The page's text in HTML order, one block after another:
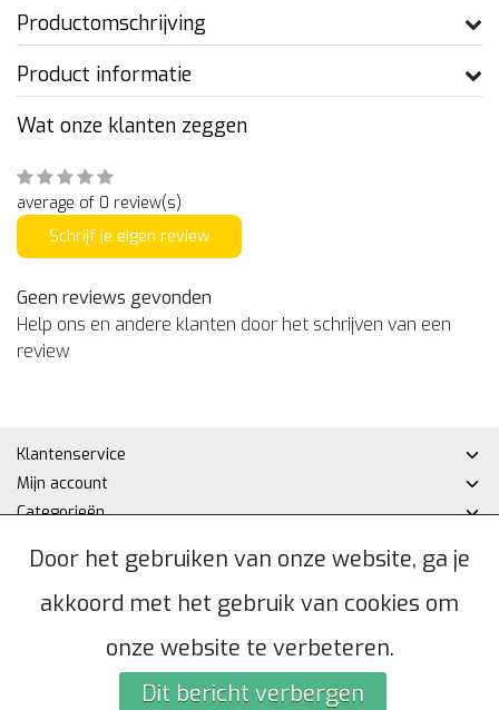
Productomschrijving
Product informatie
Wat onze klanten zeggen
average of 0 review(s)
Schrijf je eigen review
Geen reviews gevonden
Help ons en andere klanten door het schrijven van een
review
Klantenservice
Mijn account
Categorieën
© Copyright 2026 - Hakan DHZ | Realisatie InStijl Media
Door het gebruiken van onze website, ga je
akkoord met het gebruik van cookies om
onze website te verbeteren.
Dit bericht verbergen